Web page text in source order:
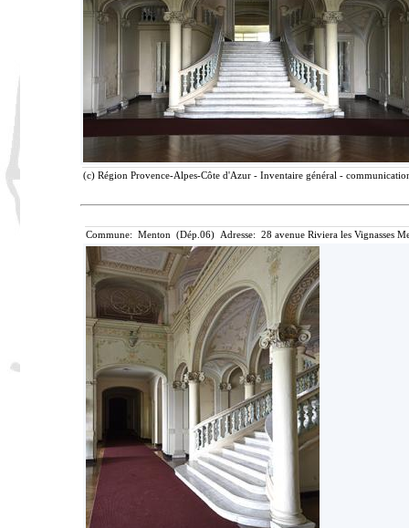
(c) Région Provence-Alpes-Côte d'Azur - Inventaire général -
Commune: Menton (Dép.06) Adresse: 28 avenue Riviera les Vignasses